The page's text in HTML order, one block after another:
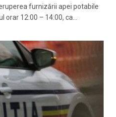
furnizării apei potabile
orar 12:00 – 14:00, ca…